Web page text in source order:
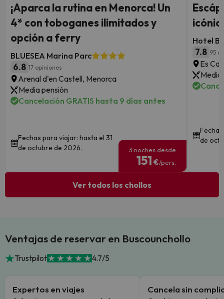
¡Aparca la rutina en Menorca! Un
4* con toboganes ilimitados y
opción a ferry
BLUESEA Marina Parc
6.8 17 opiniones
Arenal d'en Castell, Menorca
Media pensión
Cancelación GRATIS hasta 9 días antes
Fechas para viajar: hasta el 31
de octubre de 2026.
3 noches desde
151 €/pers.
Hotel
7.8 95
Es
Media
de
Ver todos los chollos
Ventajas de reservar en Buscounchollo
Trustpilot 4.7/5
Expertos en viajes Cancela sin